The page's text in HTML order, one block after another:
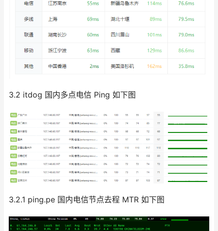
3.2 itdog 国内多点电信 Ping 如下图
3.2.1 ping.pe 国内电信节点去程 MTR 如下图